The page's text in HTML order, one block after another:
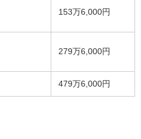
153万6,000円
279万6,000円
479万6,000円